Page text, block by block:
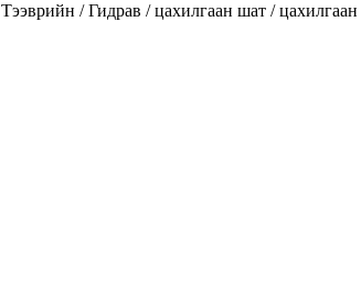
/ Гидрав / цахилгаан шат / цахилгаан